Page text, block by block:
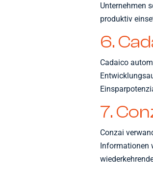
Unternehmen
produktiv
6.
Cadaico
7.
Conzai
Informationen